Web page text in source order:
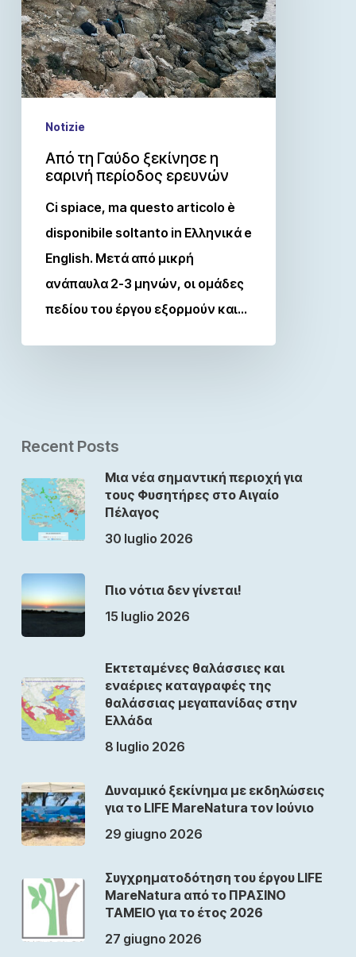
Notizie
Από τη Γαύδο ξεκίνησε η
εαρινή περίοδος ερευνών
Ci spiace, ma questo articolo è
disponibile soltanto in Ελληνικά e
English. Μετά από μικρή
ανάπαυλα 2-3 μηνών, οι ομάδες
πεδίου του έργου εξορμούν και…
Recent Posts
Μια νέα σημαντική περιοχή για
τους Φυσητήρες στο Αιγαίο
Πέλαγος
30 luglio 2026
Πιο νότια δεν γίνεται!
15 luglio 2026
Εκτεταμένες θαλάσσιες και
εναέριες καταγραφές της
θαλάσσιας μεγαπανίδας στην
Ελλάδα
8 luglio 2026
Δυναμικό ξεκίνημα με εκδηλώσεις
για το LIFE MareNatura τον Ιούνιο
29 giugno 2026
Συγχρηματοδότηση του έργου LIFE
MareNatura από το ΠΡΑΣΙΝΟ
ΤΑΜΕΙΟ για το έτος 2026
27 giugno 2026